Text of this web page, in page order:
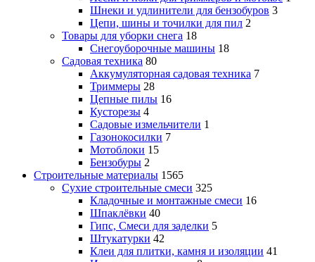
Шнеки и удлинители для бензобуров 3
Цепи, шины и точилки для пил 2
Товары для уборки снега 18
Снегоуборочные машины 18
Садовая техника 80
Аккумуляторная садовая техника 7
Триммеры 28
Цепные пилы 16
Кусторезы 4
Садовые измельчители 1
Газонокосилки 7
Мотоблоки 15
Бензобуры 2
Строительные материалы 1565
Сухие строительные смеси 325
Кладочные и монтажные смеси 16
Шпаклёвки 40
Гипс, Смеси для заделки 5
Штукатурки 42
Клеи для плитки, камня и изоляции 41